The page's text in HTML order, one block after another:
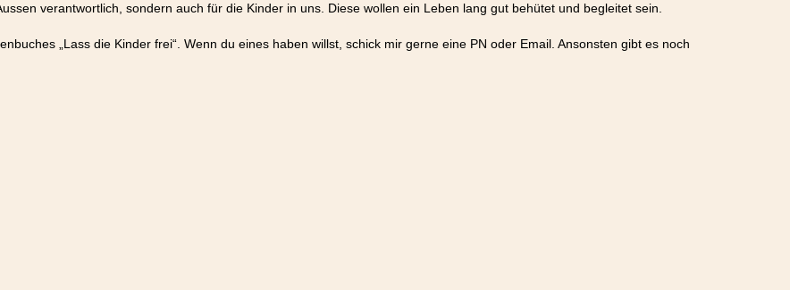
verantwortlich, sondern auch für die Kinder in uns. Diese wollen ein Leben lang gut behütet und begleitet sein.
„Lass die Kinder frei“. Wenn du eines haben willst, schick mir gerne eine PN oder Email. Ansonsten gibt es noch